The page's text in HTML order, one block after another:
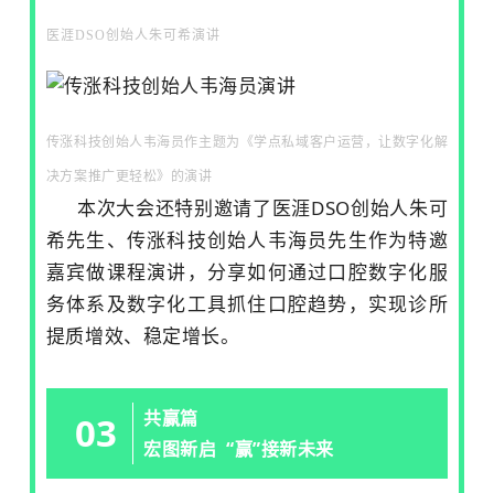
医涯DSO创始人朱可希演讲
传涨科技创始人韦海员作主题为《学点私域客户运营，让数字化解
决方案推广更轻松》的演讲
本次大会还特别邀请了医涯DSO创始人朱可
希先生、传涨科技创始人韦海员先生作为特邀
嘉宾做课程演讲，分享如何通过口腔数字化服
务体系及数字化工具抓住口腔趋势，实现诊所
提质增效、稳定增长。
03
共赢篇
宏图新启 “赢”接新未来